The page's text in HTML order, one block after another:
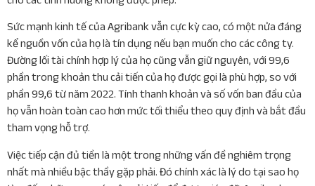
Sức mạnh kinh tế của Agribank vẫn cực kỳ cao, có một nửa đáng
kể nguồn vốn của họ là tín dụng nếu bạn muốn cho các công ty.
Đường lối tài chính hợp lý của họ cũng vẫn giữ nguyên, với 99,6
phần trong khoản thu cải tiến của họ được gọi là phù hợp, so với
phần 99,6 từ năm 2022. Tính thanh khoản và số vốn ban đầu của
họ vẫn hoàn toàn cao hơn mức tối thiểu theo quy định và bắt đầu
tham vọng hỗ trợ.
Việc tiếp cận đủ tiền là một trong những vấn đề nghiêm trọng
nhất mà nhiều bậc thầy gặp phải. Đó chính xác là lý do tại sao họ